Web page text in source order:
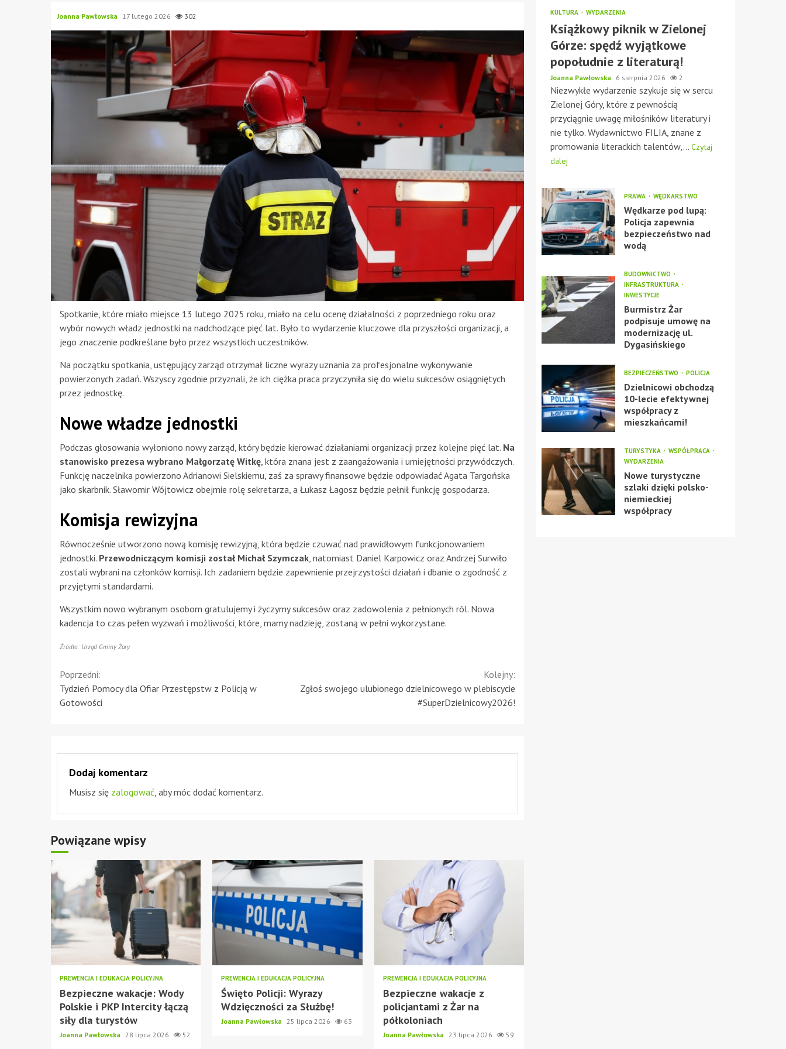
Joanna Pawłowska 17 lutego 2026 302
Spotkanie, które miało miejsce 13 lutego 2025 roku, miało na celu ocenę działalności z poprzedniego roku oraz
wybór nowych władz jednostki na nadchodzące pięć lat. Było to wydarzenie kluczowe dla przyszłości organizacji, a
jego znaczenie podkreślane było przez wszystkich uczestników.
Na początku spotkania, ustępujący zarząd otrzymał liczne wyrazy uznania za profesjonalne wykonywanie
powierzonych zadań. Wszyscy zgodnie przyznali, że ich ciężka praca przyczyniła się do wielu sukcesów osiągniętych
przez jednostkę.
Nowe władze jednostki
Podczas głosowania wyłoniono nowy zarząd, który będzie kierować działaniami organizacji przez kolejne pięć lat. Na
stanowisko prezesa wybrano Małgorzatę Witkę , która znana jest z zaangażowania i umiejętności przywódczych.
Funkcję naczelnika powierzono Adrianowi Sielskiemu, zaś za sprawy finansowe będzie odpowiadać Agata Targońska
jako skarbnik. Sławomir Wójtowicz obejmie rolę sekretarza, a Łukasz Łagosz będzie pełnił funkcję gospodarza.
Komisja rewizyjna
Równocześnie utworzono nową komisję rewizyjną, która będzie czuwać nad prawidłowym funkcjonowaniem
jednostki. Przewodniczącym komisji został Michał Szymczak , natomiast Daniel Karpowicz oraz Andrzej Surwiło
zostali wybrani na członków komisji. Ich zadaniem będzie zapewnienie przejrzystości działań i dbanie o zgodność z
przyjętymi standardami.
Wszystkim nowo wybranym osobom gratulujemy i życzymy sukcesów oraz zadowolenia z pełnionych ról. Nowa
kadencja to czas pełen wyzwań i możliwości, które, mamy nadzieję, zostaną w pełni wykorzystane.
Źródło: Urząd Gminy Żary
Continue
Reading
Poprzedni:
Tydzień Pomocy dla Ofiar Przestępstw z Policją w
Gotowości
Kolejny:
Zgłoś swojego ulubionego dzielnicowego w plebiscycie
#SuperDzielnicowy2026!
Dodaj komentarz
Musisz się zalogować , aby móc dodać komentarz.
Powiązane wpisy
PREWENCJA I EDUKACJA POLICYJNA
Bezpieczne wakacje: Wody
Polskie i PKP Intercity łączą
siły dla turystów
Joanna Pawłowska 28 lipca 2026 52
PREWENCJA I EDUKACJA POLICYJNA
Święto Policji: Wyrazy
Wdzięczności za Służbę!
Joanna Pawłowska 25 lipca 2026 63
PREWENCJA I EDUKACJA POLICYJNA
Bezpieczne wakacje z
policjantami z Żar na
półkoloniach
Joanna Pawłowska 23 lipca 2026 59
KULTURA WYDARZENIA
Książkowy piknik w Zielonej
Górze: spędź wyjątkowe
popołudnie z literaturą!
Joanna Pawłowska 6 sierpnia 2026 2
Niezwykłe wydarzenie szykuje się w sercu
Zielonej Góry, które z pewnością
przyciągnie uwagę miłośników literatury i
nie tylko. Wydawnictwo FILIA, znane z
promowania literackich talentów,... Czytaj
dalej
PRAWA WĘDKARSTWO
Wędkarze pod lupą:
Policja zapewnia
bezpieczeństwo nad
wodą
BUDOWNICTWO
INFRASTRUKTURA
INWESTYCJE
Burmistrz Żar
podpisuje umowę na
modernizację ul.
Dygasińskiego
BEZPIECZEŃSTWO POLICJA
Dzielnicowi obchodzą
10-lecie efektywnej
współpracy z
mieszkańcami!
TURYSTYKA
WSPÓŁPRACA
WYDARZENIA
Nowe turystyczne
szlaki dzięki polsko-
niemieckiej
współpracy